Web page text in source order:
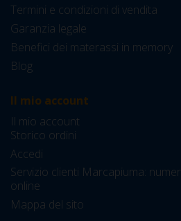
Termini e condizioni di vendita
Garanzia legale
Benefici dei materassi in memory
Blog
Il mio account
Il mio account
Storico ordini
Accedi
Servizio clienti Marcapiuma:
online
Mappa del sito